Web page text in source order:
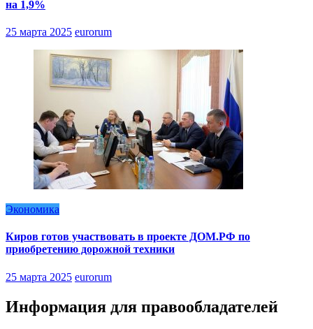
на 1,9%
25 марта 2025 eurorum
Экономика
Киров готов участвовать в проекте ДОМ.РФ по
приобретению дорожной техники
25 марта 2025 eurorum
Информация для правообладателей